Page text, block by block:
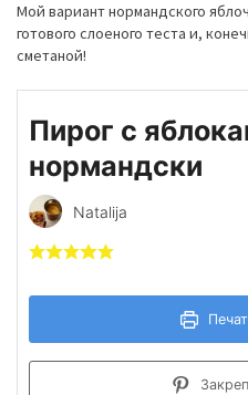
Мой вариант нормандского
готового слоеного теста и,
сметаной!
Пирог с
нормандски
Natalija